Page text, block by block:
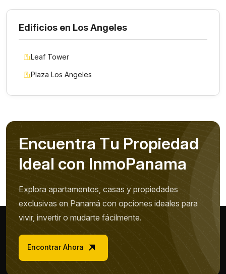
Edificios en Los Angeles
Leaf Tower
Plaza Los Angeles
Encuentra Tu Propiedad
Ideal con InmoPanama
Explora apartamentos, casas y propiedades
exclusivas en Panamá con opciones ideales para
vivir, invertir o mudarte fácilmente.
Encontrar Ahora